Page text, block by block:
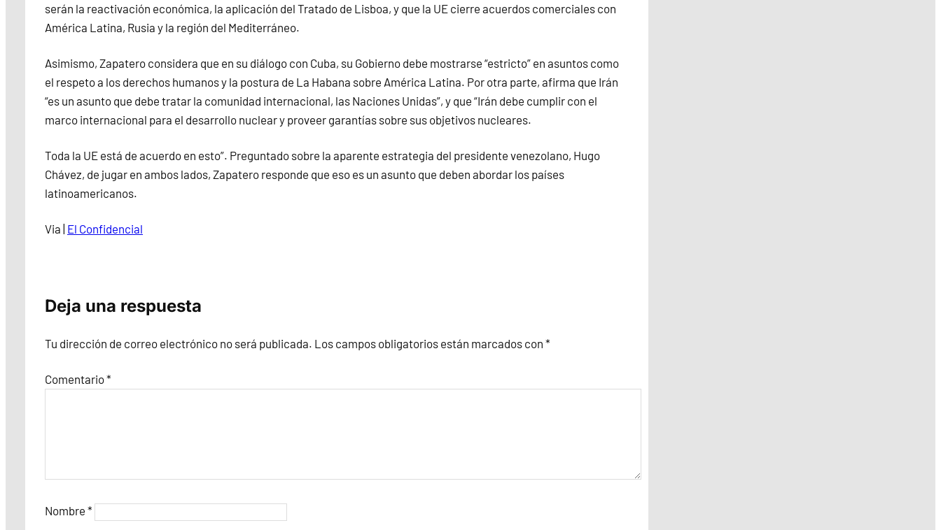
serán la reactivación económica, la aplicación del Tratado de Lisboa, y que la UE cierre acuerdos comerciales con
América Latina, Rusia y la región del Mediterráneo.
Asimismo, Zapatero considera que en su diálogo con Cuba, su Gobierno debe mostrarse “estricto” en asuntos como
el respeto a los derechos humanos y la postura de La Habana sobre América Latina. Por otra parte, afirma que Irán
“es un asunto que debe tratar la comunidad internacional, las Naciones Unidas”, y que “Irán debe cumplir con el
marco internacional para el desarrollo nuclear y proveer garantías sobre sus objetivos nucleares.
Toda la UE está de acuerdo en esto”. Preguntado sobre la aparente estrategia del presidente venezolano, Hugo
Chávez, de jugar en ambos lados, Zapatero responde que eso es un asunto que deben abordar los países
latinoamericanos.
Via | El Confidencial
Deja una respuesta
Tu dirección de correo electrónico no será publicada. Los campos obligatorios están marcados con *
Comentario*
Nombre *